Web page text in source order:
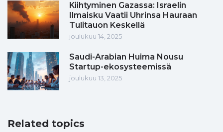
Kiihtyminen Gazassa: Israelin
Ilmaisku Vaatii Uhrinsa Hauraan
Tulitauon Keskellä
joulukuu 14, 2025
Saudi-Arabian Huima Nousu
Startup-ekosysteemissä
joulukuu 13, 2025
Related topics